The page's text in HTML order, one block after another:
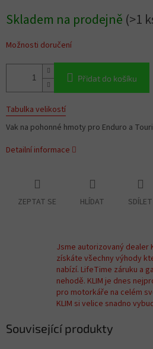
cena:
Skladem na prodejně (>1
Možnosti doručení
Přidat do košíku
Tabulka velikostí
Vak na pohonné hmoty pro Enduro a
Detailní informace
ZEPTAT SE HLÍDAT SDÍLET
Jsme autorizovaný dealer
získáte všechny výhody
nabízí. LifeTime záruku a
nehodě. KLIM je dnes
pro motorkáře na celém
KLIM si velice snadno
Související produkty